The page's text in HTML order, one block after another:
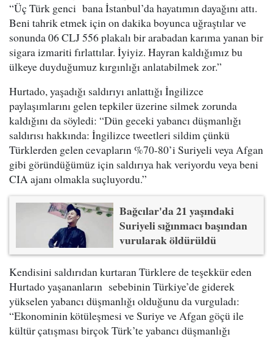
“Üç Türk genci bana İstanbul’da hayatımın dayağını attı.
Beni tahrik etmek için on dakika boyunca uğraştılar ve
sonunda 06 CLJ 556 plakalı bir arabadan karıma yanan bir
sigara izmariti fırlattılar. İyiyiz. Hayran kaldığımız bu
ülkeye duyduğumuz kırgınlığı anlatabilmek zor.”
Hurtado, yaşadığı saldırıyı anlattığı İngilizce
paylaşımlarını gelen tepkiler üzerine silmek zorunda
kaldığını da söyledi: “Dün geceki yabancı düşmanlığı
saldırısı hakkında: İngilizce tweetleri sildim çünkü
Türklerden gelen cevapların %70-80’i Suriyeli veya Afgan
gibi göründüğümüz için saldırıya hak veriyordu veya beni
CIA ajanı olmakla suçluyordu.”
Bağcılar'da 21 yaşındaki
Suriyeli sığınmacı başından
vurularak öldürüldü
Kendisini saldırıdan kurtaran Türklere de teşekkür eden
Hurtado yaşananların sebebinin Türkiye’de giderek
yükselen yabancı düşmanlığı olduğunu da vurguladı:
“Ekonominin kötüleşmesi ve Suriye ve Afgan göçü ile
kültür çatışması birçok Türk’te yabancı düşmanlığı